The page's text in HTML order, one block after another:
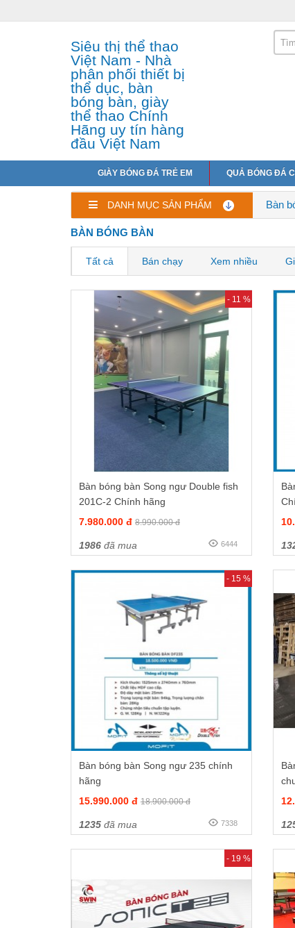
Siêu thị thể thao
Việt Nam - Nhà
phân phối thiết bị
thể dục, bàn
bóng bàn, giày
thể thao Chính
Hãng uy tín hàng
đầu Việt Nam
GIÀY BÓNG ĐÁ TRẺ EM QUẢ BÓNG ĐÁ
DANH MỤC SẢN PHẨM Bàn
BÀN BÓNG BÀN
Tất cả Bán chạy Xem nhiều
- 11 %
Bàn bóng bàn Song ngư Double fish
201C-2 Chính hãng
7.980.000 đ 8.990.000 đ
1986 đã mua 6444
- 15 %
Bàn bóng bàn Song ngư 235 chính
hãng
15.990.000 đ 18.900.000 đ
1235 đã mua 7338
- 19 %